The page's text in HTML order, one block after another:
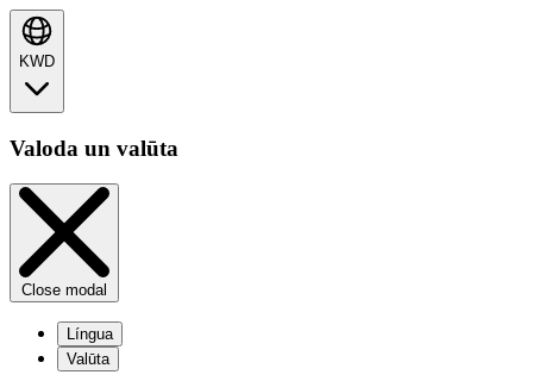
KWD
Valoda un valūta
Close modal
Língua
Valūta